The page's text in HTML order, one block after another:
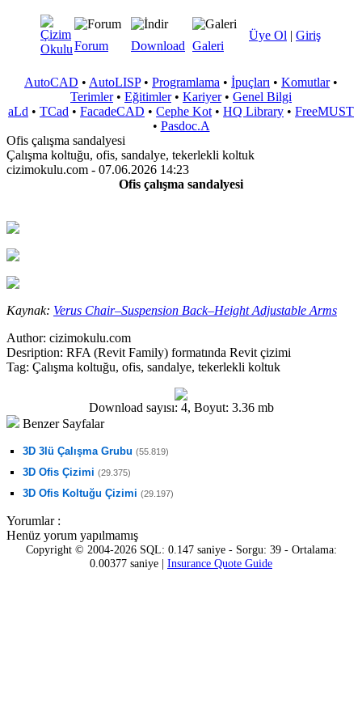
Üye Ol | Giriş
Forum Download Galeri
AutoCAD • AutoLISP• Programlama • İpuçları • Komutlar•
Terimler• Eğitimler• Kariyer• Genel Bilgi
aLd • TCad • FacadeCAD • Cephe Kot • HQ Library • FreeMUST
• Pasdoc.A
Ofis çalışma sandalyesi
Çalışma koltuğu, ofis, sandalye, tekerlekli koltuk
cizimokulu.com - 07.06.2026 14:23
Ofis çalışma sandalyesi
Kaynak: Verus Chair–Suspension Back–Height Adjustable Arms
Author: cizimokulu.com
Desription: RFA (Revit Family) formatında Revit çizimi
Tag: Çalışma koltuğu, ofis, sandalye, tekerlekli koltuk
Download sayısı: 4, Boyut: 3.36 mb
Benzer Sayfalar
3D 3lü Çalışma Grubu (55.819)
3D Ofis Çizimi (29.375)
3D Ofis Koltuğu Çizimi (29.197)
Yorumlar :
Henüz yorum yapılmamış
Copyright © 2004-2026 SQL: 0.147 saniye - Sorgu: 39 - Ortalama:
0.00377 saniye | Insurance Quote Guide